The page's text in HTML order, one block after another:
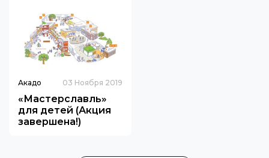
Акадо 03 Ноября 2019
«Мастерславль»
для детей (Акция
завершена!)